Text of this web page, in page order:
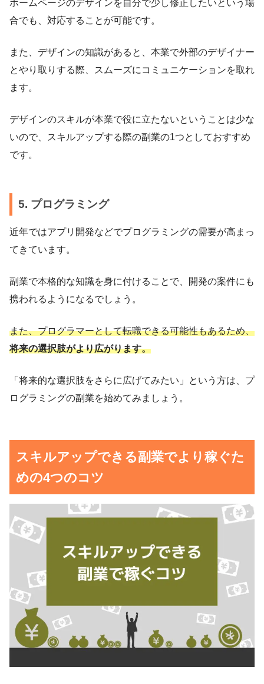
ホームページのデザインを自分で少し修正したいという場
合でも、対応することが可能です。
また、デザインの知識があると、本業で外部のデザイナー
とやり取りする際、スムーズにコミュニケーションを取れ
ます。
デザインのスキルが本業で役に立たないということは少な
いので、スキルアップする際の副業の1つとしておすすめ
です。
5. プログラミング
近年ではアプリ開発などでプログラミングの需要が高まっ
てきています。
副業で本格的な知識を身に付けることで、開発の案件にも
携われるようになるでしょう。
また、プログラマーとして転職できる可能性もあるため、
将来の選択肢がより広がります。
「将来的な選択肢をさらに広げてみたい」という方は、プ
ログラミングの副業を始めてみましょう。
スキルアップできる副業でより稼ぐた
めの4つのコツ